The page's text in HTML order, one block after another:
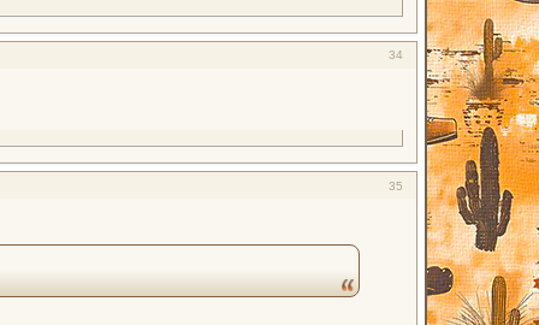
34
35